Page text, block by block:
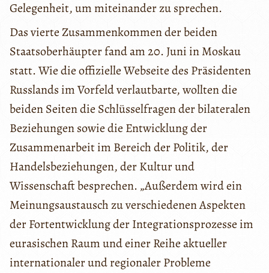
Gelegenheit, um miteinander zu sprechen.
Das vierte Zusammenkommen der beiden
Staatsoberhäupter fand am 20. Juni in Moskau
statt. Wie die offizielle Webseite des Präsidenten
Russlands im Vorfeld verlautbarte, wollten die
beiden Seiten die Schlüsselfragen der bilateralen
Beziehungen sowie die Entwicklung der
Zusammenarbeit im Bereich der Politik, der
Handelsbeziehungen, der Kultur und
Wissenschaft besprechen. „Außerdem wird ein
Meinungsaustausch zu verschiedenen Aspekten
der Fortentwicklung der Integrationsprozesse im
eurasischen Raum und einer Reihe aktueller
internationaler und regionaler Probleme